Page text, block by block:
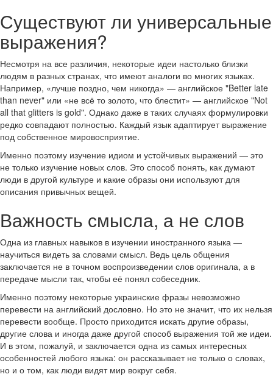
Существуют ли универсальные
выражения?
Несмотря на все различия, некоторые идеи настолько близки
людям в разных странах, что имеют аналоги во многих языках.
Например, «лучше поздно, чем никогда» — английское "Better late
than never" или «не всё то золото, что блестит» — английское "Not
all that glitters is gold". Однако даже в таких случаях формулировки
редко совпадают полностью. Каждый язык адаптирует выражение
под собственное мировосприятие.
Именно поэтому изучение идиом и устойчивых выражений — это
не только изучение новых слов. Это способ понять, как думают
люди в другой культуре и какие образы они используют для
описания привычных вещей.
Важность смысла, а не слов
Одна из главных навыков в изучении иностранного языка —
научиться видеть за словами смысл. Ведь цель общения
заключается не в точном воспроизведении слов оригинала, а в
передаче мысли так, чтобы её понял собеседник.
Именно поэтому некоторые украинские фразы невозможно
перевести на английский дословно. Но это не значит, что их нельзя
перевести вообще. Просто приходится искать другие образы,
другие слова и иногда даже другой способ выражения той же идеи.
И в этом, пожалуй, и заключается одна из самых интересных
особенностей любого языка: он рассказывает не только о словах,
но и о том, как люди видят мир вокруг себя.